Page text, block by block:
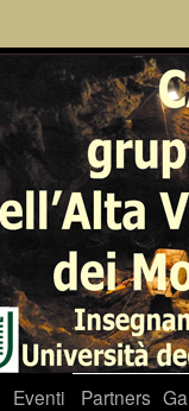
Eventi Partners